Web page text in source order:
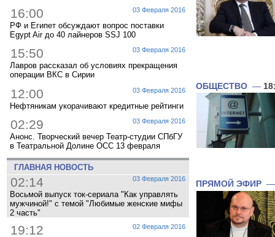
03 Февраля 2016
16:00
РФ и Египет обсуждают вопрос поставки
Egypt Air до 40 лайнеров SSJ 100
03 Февраля 2016
15:50
Лавров рассказал об условиях прекращения
операции ВКС в Сирии
03 Февраля 2016
12:00
Нефтяникам укорачивают кредитные рейтинги
03 Февраля 2016
02:29
Анонс. Творческий вечер Театр-студии СПбГУ
в Театральной Долине ОСС 13 февраля
ГЛАВНАЯ НОВОСТЬ
03 Февраля 2016
02:14
Восьмой выпуск ток-сериала "Как управлять
мужчиной!" с темой "Любимые женские мифы
2 часть"
02 Февраля 2016
19:12
ОБЩЕСТВО —
ПРЯМОЙ ЭФИР